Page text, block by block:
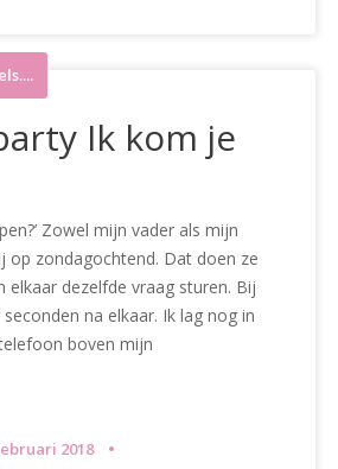
Ik kom je
Zowel mijn vader als mijn
op zondagochtend. Dat doen ze
elkaar dezelfde vraag sturen. Bij
na elkaar. Ik lag nog in
boven mijn
2018